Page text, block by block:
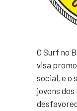
O Surf no
visa
social, e o
jovens